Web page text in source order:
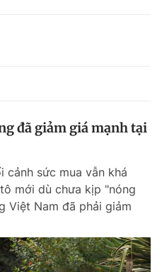
đã giảm giá mạnh tại
sức mua vẫn khá
mới dù chưa kịp "nóng
Việt Nam đã phải giảm